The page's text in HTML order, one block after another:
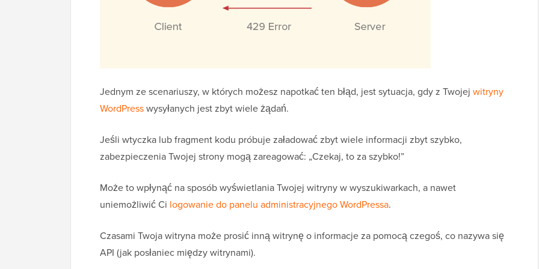
Jednym ze scenariuszy, w których możesz napotkać ten błąd, jest sytuacja, gdy z Twojej witryny
WordPresswysyłanych jest zbyt wiele żądań.
Jeśli wtyczka lub fragment kodu próbuje załadować zbyt wiele informacji zbyt szybko,
zabezpieczenia Twojej strony mogą zareagować: „Czekaj, to za szybko!”
Może to wpłynąć na sposób wyświetlania Twojej witryny w wyszukiwarkach, a nawet
uniemożliwić Ci logowanie do panelu administracyjnego WordPressa.
Czasami Twoja witryna może prosić inną witrynę o informacje za pomocą czegoś, co nazywa się
API (jak posłaniec między witrynami).